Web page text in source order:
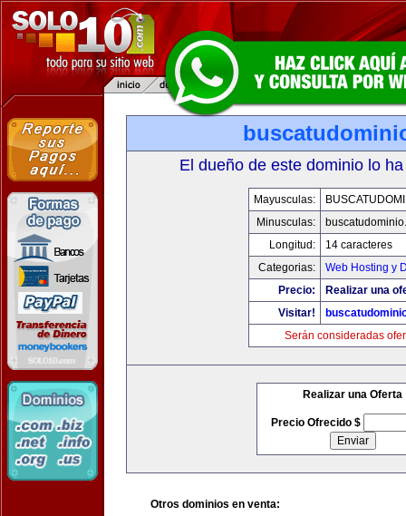
El dueño de este dominio lo
Mayusculas:
Minusculas:
Longitud:
14 caracteres
Categorias:
Web Hosting y
Precio:
Realizar una
Visitar!
Serán consideradas
Realizar una Oferta
Precio Ofrecido $
Otros dominios en venta: